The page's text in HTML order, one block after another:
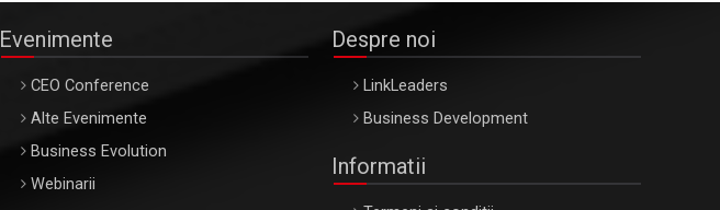
Evenimente
CEO Conference
Alte Evenimente
Business Evolution
Webinarii
Despre noi
LinkLeaders
Business Development
Informatii